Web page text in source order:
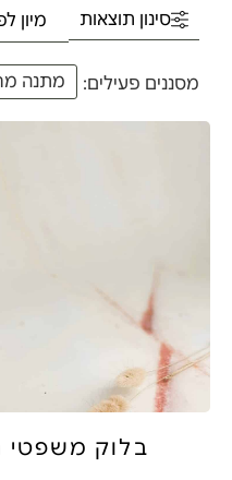
סינון תוצאות
מסננים פעילים: מתנה
בלוק משפטי